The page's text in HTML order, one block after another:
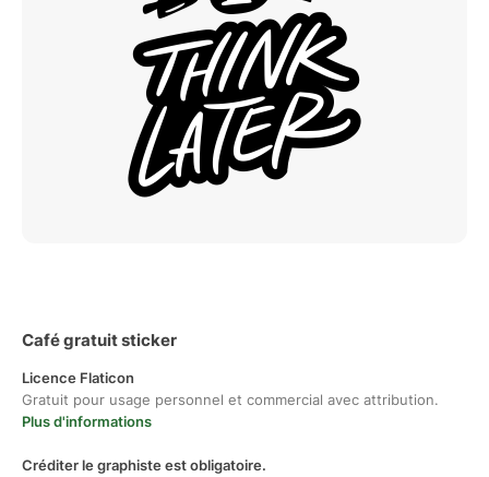
Café gratuit sticker
Licence Flaticon
Gratuit pour usage personnel et commercial avec attribution.
Plus d'informations
Créditer le graphiste est obligatoire.